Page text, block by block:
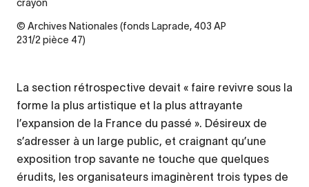
crayon
© Archives Nationales (fonds Laprade, 403 AP
231/2 pièce 47)
La section rétrospective devait « faire revivre sous la
forme la plus artistique et la plus attrayante
l’expansion de la France du passé ». Désireux de
s’adresser à un large public, et craignant qu’une
exposition trop savante ne touche que quelques
érudits, les organisateurs imaginèrent trois types de